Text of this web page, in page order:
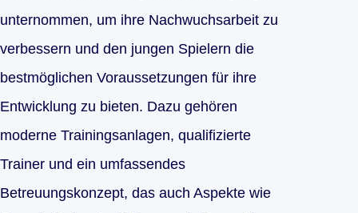
unternommen, um ihre Nachwuchsarbeit zu
verbessern und den jungen Spielern die
bestmöglichen Voraussetzungen für ihre
Entwicklung zu bieten. Dazu gehören
moderne Trainingsanlagen, qualifizierte
Trainer und ein umfassendes
Betreuungskonzept, das auch Aspekte wie